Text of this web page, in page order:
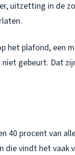
uitzetting in de
het plafond, een
gebeurt. Dat
40 procent van
die vindt het vaak